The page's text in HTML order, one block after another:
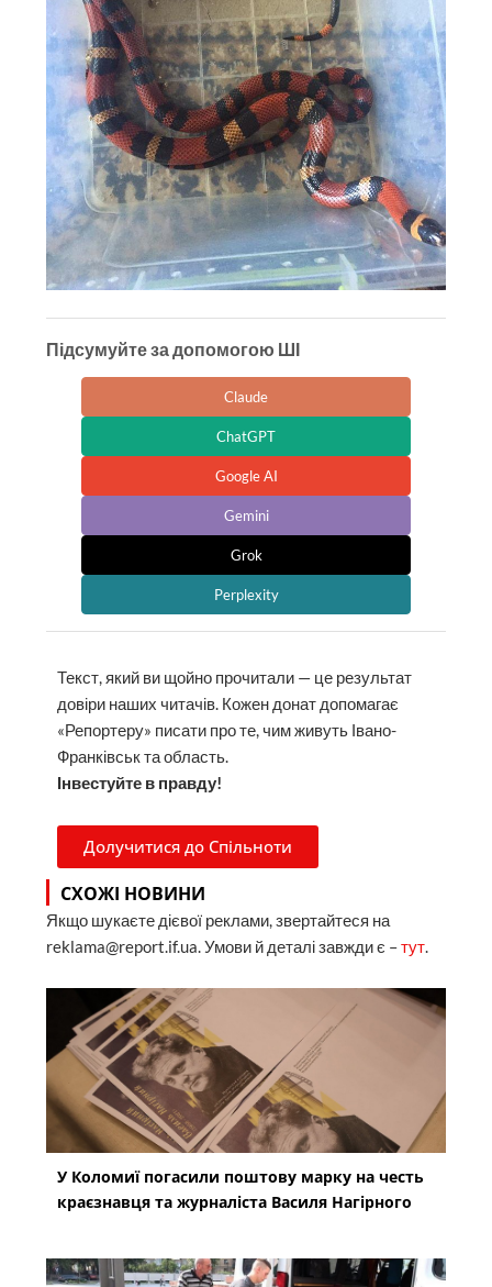
Підсумуйте за допомогою ШІ
Claude
ChatGPT
Google AI
Gemini
Grok
Perplexity
Текст, який ви щойно прочитали — це результат
довіри наших читачів. Кожен донат допомагає
«Репортеру» писати про те, чим живуть Івано-
Франківськ та область.
Інвестуйте в правду!
Долучитися до Спільноти
СХОЖІ НОВИНИ
Якщо шукаєте дієвої реклами, звертайтеся на
reklama@report.if.ua. Умови й деталі завжди є –тут.
У Коломиї погасили поштову марку на честь
краєзнавця та журналіста Василя Нагірного